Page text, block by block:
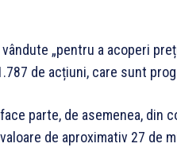
„pentru a acoperi
de acțiuni, care sunt
parte, de asemenea, din
de aproximativ 27 de